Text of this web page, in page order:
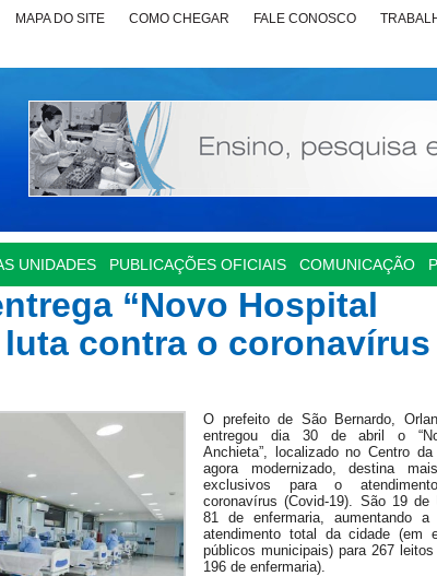
MAPA DO SITE COMO CHEGAR FALE CONOSCO
UNIDADES PUBLICAÇÕES OFICIAIS COMUNICAÇÃO
“Novo Hospital
contra o coronavírus
O prefeito de São Bernardo,
entregou dia 30 de abril o
Anchieta”, localizado no Centro
agora modernizado, destina
exclusivos para o
coronavírus (Covid-19). São 19 de
81 de enfermaria, aumentando a
atendimento total da cidade (em
públicos municipais) para 267
196 de enfermaria).